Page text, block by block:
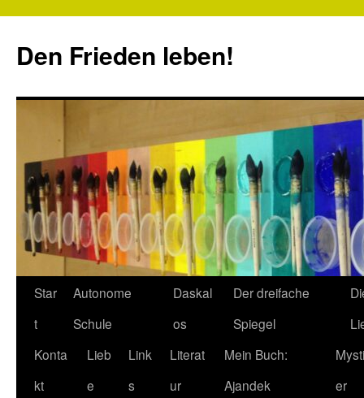
springen
Den Frieden leben!
Star
t
Autonome
Schule
Daskal
os
Der dreifache
Spiegel
Konta
kt
Lieb
e
Link
s
Literat
ur
Mein Buch:
Ajandek
er